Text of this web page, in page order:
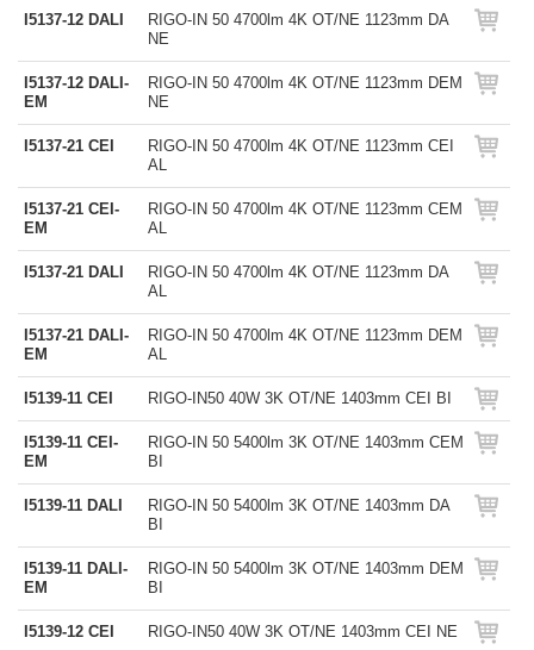
I5137-12 DALI
RIGO-IN 50 4700lm 4K OT/NE 1123mm DA
NE
I5137-12 DALI-
EM
RIGO-IN 50 4700lm 4K OT/NE 1123mm DEM
NE
I5137-21 CEI
RIGO-IN 50 4700lm 4K OT/NE 1123mm CEI
AL
I5137-21 CEI-
EM
RIGO-IN 50 4700lm 4K OT/NE 1123mm CEM
AL
I5137-21 DALI
RIGO-IN 50 4700lm 4K OT/NE 1123mm DA
AL
I5137-21 DALI-
EM
RIGO-IN 50 4700lm 4K OT/NE 1123mm DEM
AL
I5139-11 CEI RIGO-IN50 40W 3K OT/NE 1403mm CEI BI
I5139-11 CEI-
EM
RIGO-IN 50 5400lm 3K OT/NE 1403mm CEM
BI
I5139-11 DALI
RIGO-IN 50 5400lm 3K OT/NE 1403mm DA
BI
I5139-11 DALI-
EM
RIGO-IN 50 5400lm 3K OT/NE 1403mm DEM
BI
I5139-12 CEI RIGO-IN50 40W 3K OT/NE 1403mm CEI NE